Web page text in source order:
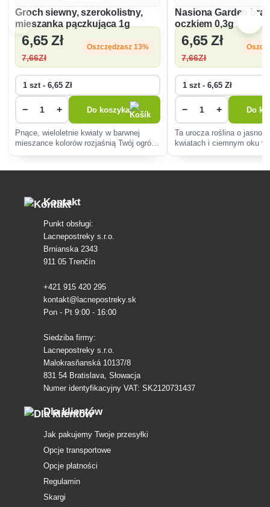
Groch siewny, szerokolistny,
mieszanka pączkująca 1g
6,65 Zł
7,66Zł
Oszczędzasz 13%
− + Do koszyka
Pnące, wieloletnie kwiaty w barwnej
mieszance kolorów rozjaśnią Twój ogród.
Nasiona Garden
oczkiem 0,3g
6,65 Zł
7,66Zł
− + Do
Ta urocza roślina o
kwiatach i ciemnym oku
Kontakt
Punkt obsługi:
Lacnepostreky s.r.o.
Brnianska 2343
911 05 Trenčín
+421 915 420 295
kontakt@lacnepostreky.sk
Pon - Pt 9:00 - 16:00
Siedziba firmy:
Lacnepostreky s.r.o.
Malokrasňanská 10137/8
831 54 Bratislava, Słowacja
Numer identyfikacyjny VAT: SK2120731437
Dla klientów
Jak pakujemy Twoje przesyłki
Opcje transportowe
Opcje płatności
Regulamin
Skargi